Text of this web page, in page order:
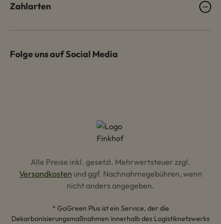
Zahlarten
Folge uns auf Social Media
Alle Preise inkl. gesetzl. Mehrwertsteuer zzgl.
Versandkosten und ggf. Nachnahmegebühren, wenn
nicht anders angegeben.
* GoGreen Plus ist ein Service, der die
Dekarbonisierungsmaßnahmen innerhalb des Logistiknetzwerks